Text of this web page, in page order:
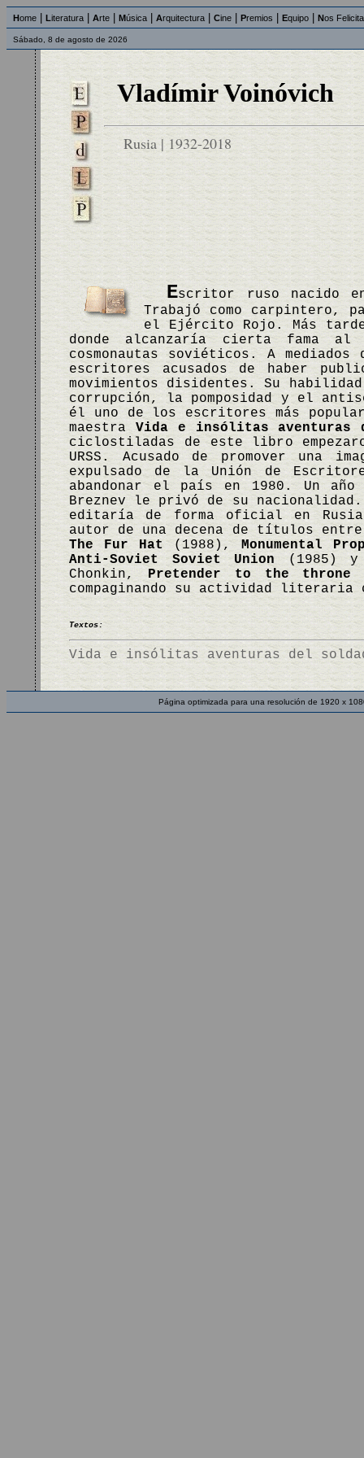
Home Literatura Arte Música Arquitectura Cine Premios Equipo Nos
Sábado, 8 de agosto de 2026
Vladímir Voinóvich
Rusia | 1932-2018
Escritor ruso nacido
Trabajó como carpintero,
el Ejército Rojo. Más
donde alcanzaría cierta fama
cosmonautas soviéticos. A
escritores acusados de haber
movimientos disidentes. Su
corrupción, la pomposidad y el
él uno de los escritores más
maestra Vida e insólitas aventuras
ciclostiladas de este libro
URSS. Acusado de promover una
expulsado de la Unión de
abandonar el país en 1980. Un
Breznev le privó de su
editaría de forma oficial en
autor de una decena de títulos
The Fur Hat (1988), Monumental
Anti-Soviet Soviet Union (1985) y
Chonkin,Pretender to the throne
compaginando su actividad
Textos:
Vida e insólitas aventuras del
Página optimizada para una resolución de 1920 x